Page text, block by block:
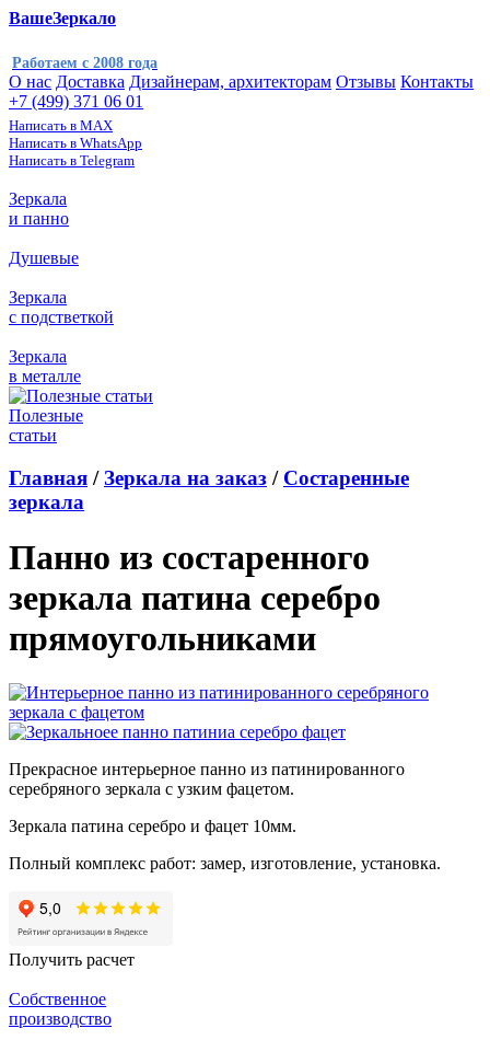
ВашеЗеркало
Работаем с 2008 года
О нас Доставка Дизайнерам, архитекторам Отзывы Контакты
+7 (499) 371 06 01
Написать в MAX
Написать в WhatsApp
Написать в Telegram
Зеркала
и панно
Душевые
Зеркала
с подстветкой
Зеркала
в металле
Полезные
статьи
Главная /Зеркала на заказ / Состаренные
зеркала
Панно из состаренного
зеркала патина серебро
прямоугольниками
Прекрасное интерьерное панно из патинированного
серебряного зеркала с узким фацетом.
Зеркала патина серебро и фацет 10мм.
Полный комплекс работ: замер, изготовление, установка.
Получить расчет
Собственное
производство